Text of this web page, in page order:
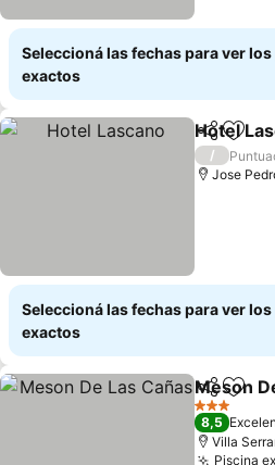
Seleccioná las fechas para ver
exactos
Compartir
Hotel
/
Jose
Seleccioná las fechas para ver
exactos
Compartir
Meson
3 Estrellas
8,5
Villa
Piscina